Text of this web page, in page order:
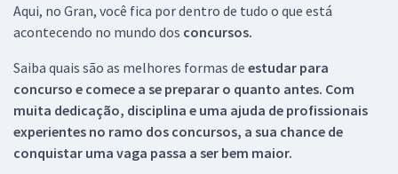
Aqui, no Gran, você fica por dentro de tudo o que está
acontecendo no mundo dos concursos.
Saiba quais são as melhores formas de estudar para
concurso e comece a se preparar o quanto antes. Com
muita dedicação, disciplina e uma ajuda de profissionais
experientes no ramo dos concursos, a sua chance de
conquistar uma vaga passa a ser bem maior.